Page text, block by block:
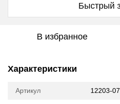
Быстрый
В избранное
Характеристики
Артикул 12203-07